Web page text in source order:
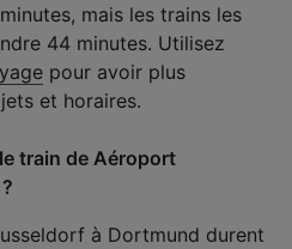
mais les trains les
44 minutes. Utilisez
pour avoir plus
et horaires.
train de Aéroport
à Dortmund durent